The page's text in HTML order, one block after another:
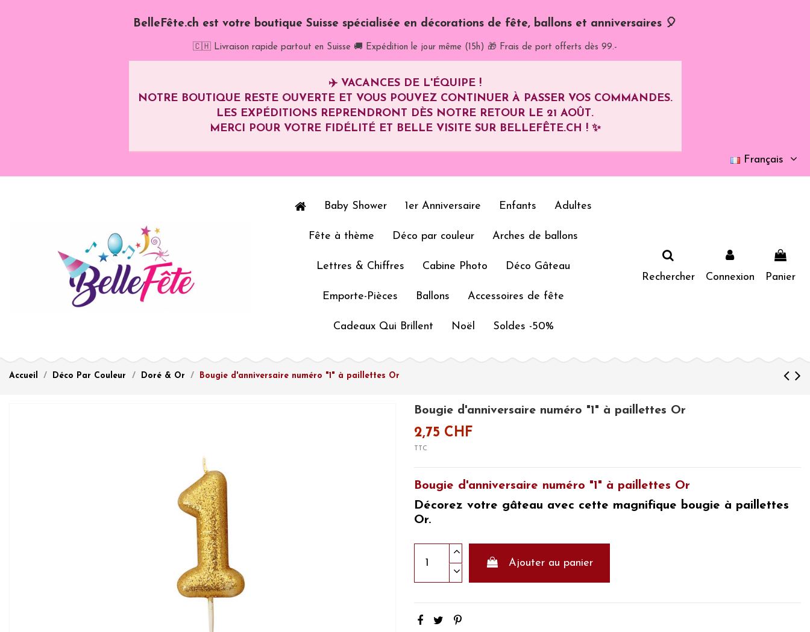
BelleFête.ch est votre boutique Suisse spécialisée en décorations de fête, ballons et anniversaires 🎈
🇨🇭 Livraison rapide partout en Suisse 🚚 Expédition le jour même (15h) 🎁 Frais de port offerts dès 99.-
✈️ VACANCES DE L'ÉQUIPE !
NOTRE BOUTIQUE RESTE OUVERTE ET VOUS POUVEZ CONTINUER À PASSER VOS COMMANDES.
LES EXPÉDITIONS REPRENDRONT DÈS NOTRE RETOUR LE 21 AOÛT.
MERCI POUR VOTRE FIDÉLITÉ ET BELLE VISITE SUR BELLEFÊTE.CH ! ✨
Français
Baby Shower 1er Anniversaire Enfants Adultes
Fête à thème Déco par couleur Arches de ballons
Lettres & Chiffres Cabine Photo Déco Gâteau
Emporte-Pièces Ballons Accessoires de fête
Cadeaux Qui Brillent Noël Soldes -50%
Rechercher Connexion Panier
Accueil Déco Par Couleur Doré & Or Bougie d'anniversaire numéro "1" à paillettes Or
Bougie d'anniversaire numéro "1" à paillettes Or
2,75 CHF
TTC
Bougie d'anniversaire numéro "1" à paillettes Or
Décorez votre gâteau avec cette magnifique bougie à paillettes
Or.
Ajouter au panier